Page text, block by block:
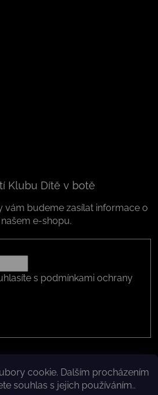
cookie. Dalším procházením
souhlas s jejich používáním..
Klubu Dítě v botě
vám budeme zasílat informace o
e-shopu.
s podmínkami ochrany
Shoptet